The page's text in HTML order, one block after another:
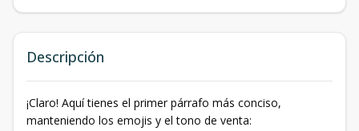
Descripción
¡Claro! Aquí tienes el primer párrafo más conciso,
manteniendo los emojis y el tono de venta: